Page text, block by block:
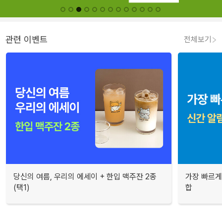
관련 이벤트 전체보기
당신의 여름, 우리의 에세이 + 한입 맥주잔 2종
(택1)
가장 빠르
합